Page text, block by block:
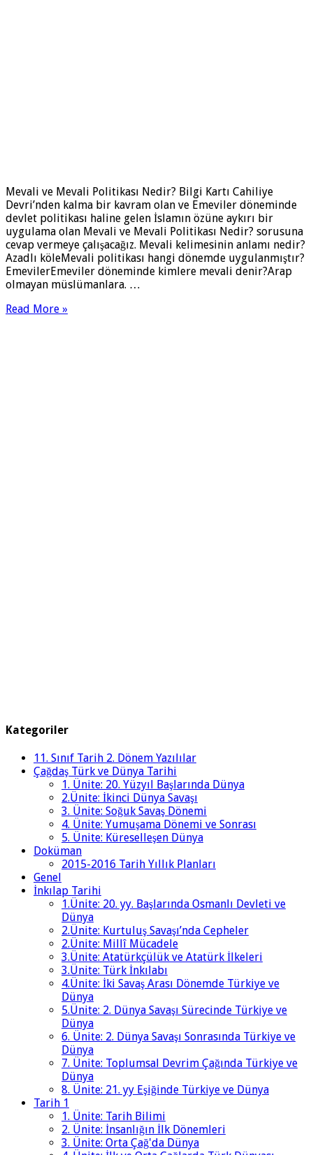
Mevali ve Mevali Politikası Nedir? Bilgi Kartı Cahiliye
Devri’nden kalma bir kavram olan ve Emeviler döneminde
devlet politikası haline gelen İslamın özüne aykırı bir
uygulama olan Mevali ve Mevali Politikası Nedir? sorusuna
cevap vermeye çalışacağız. Mevali kelimesinin anlamı nedir?
Azadlı köleMevali politikası hangi dönemde uygulanmıştır?
EmevilerEmeviler döneminde kimlere mevali denir?Arap
olmayan müslümanlara. …
Read More »
Kategoriler
11. Sınıf Tarih 2. Dönem Yazılılar
Çağdaş Türk ve Dünya Tarihi
1. Ünite: 20. Yüzyıl Başlarında Dünya
2.Ünite: İkinci Dünya Savaşı
3. Ünite: Soğuk Savaş Dönemi
4. Ünite: Yumuşama Dönemi ve Sonrası
5. Ünite: Küreselleşen Dünya
Doküman
2015-2016 Tarih Yıllık Planları
Genel
İnkılap Tarihi
1.Ünite: 20. yy. Başlarında Osmanlı Devleti ve
Dünya
2.Ünite: Kurtuluş Savaşı’nda Cepheler
2.Ünite: Millî Mücadele
3.Ünite: Atatürkçülük ve Atatürk İlkeleri
3.Ünite: Türk İnkılabı
4.Ünite: İki Savaş Arası Dönemde Türkiye ve
Dünya
5.Ünite: 2. Dünya Savaşı Sürecinde Türkiye ve
Dünya
6. Ünite: 2. Dünya Savaşı Sonrasında Türkiye ve
Dünya
7. Ünite: Toplumsal Devrim Çağında Türkiye ve
Dünya
8. Ünite: 21. yy Eşiğinde Türkiye ve Dünya
Tarih 1
1. Ünite: Tarih Bilimi
2. Ünite: İnsanlığın İlk Dönemleri
3. Ünite: Orta Çağ'da Dünya